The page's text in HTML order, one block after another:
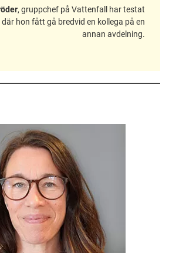
, gruppchef på Vattenfall har testat
hon fått gå bredvid en kollega på en
annan avdelning.